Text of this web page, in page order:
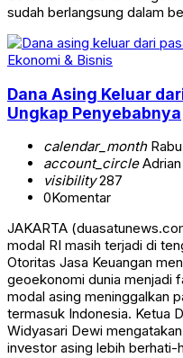
sudah berlangsung dalam
Ekonomi & Bisnis
Dana Asing Keluar
Ungkap Penyebabnya
calendar_month
account_circle
visibility287
0Komentar
JAKARTA
modal RI masih terjadi di
Otoritas Jasa Keuangan
geoekonomi dunia menjadi
modal asing meninggalkan
termasuk Indonesia. Ketua
Widyasari Dewi
investor asing lebih